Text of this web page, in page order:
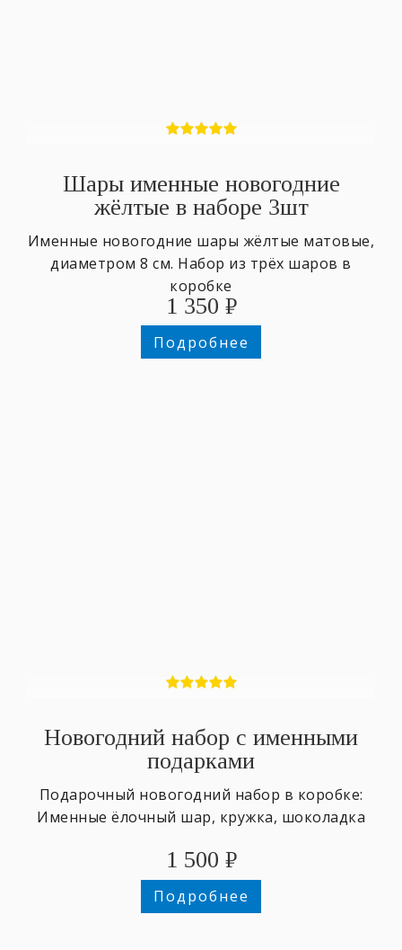
Шары именные новогодние
жёлтые в наборе 3шт
Именные новогодние шары жёлтые матовые,
диаметром 8 см. Набор из трёх шаров в
коробке
1 350 ₽
Подробнее
Новогодний набор с именными
подарками
Подарочный новогодний набор в коробке:
Именные ёлочный шар, кружка, шоколадка
1 500 ₽
Подробнее